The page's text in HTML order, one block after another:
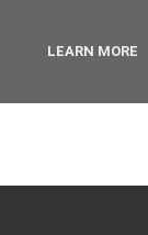
LEARN MORE